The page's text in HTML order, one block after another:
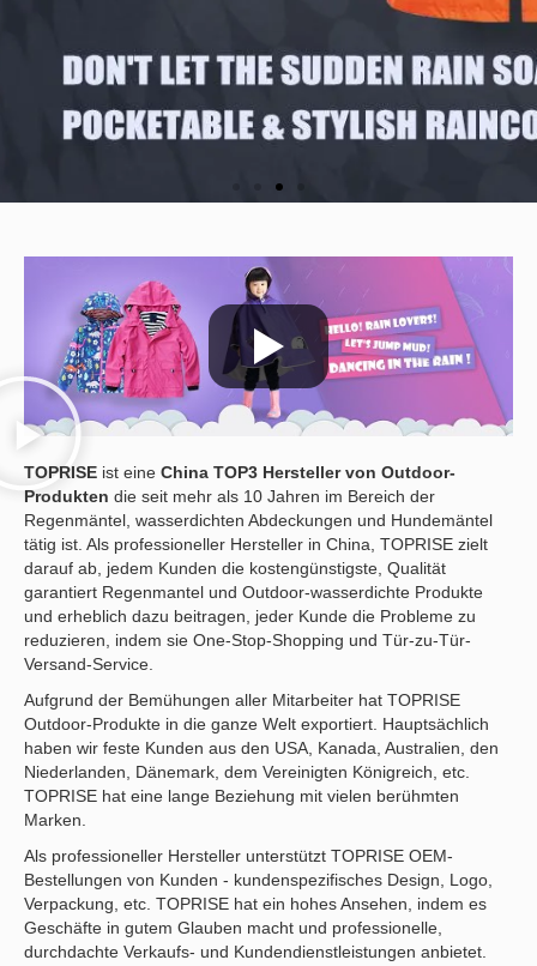
TOPRISE ist eine China TOP3 Hersteller von Outdoor-
Produkten die seit mehr als 10 Jahren im Bereich der
Regenmäntel, wasserdichten Abdeckungen und Hundemäntel
tätig ist. Als professioneller Hersteller in China, TOPRISE zielt
darauf ab, jedem Kunden die kostengünstigste, Qualität
garantiert Regenmantel und Outdoor-wasserdichte Produkte
und erheblich dazu beitragen, jeder Kunde die Probleme zu
reduzieren, indem sie One-Stop-Shopping und Tür-zu-Tür-
Versand-Service.
Aufgrund der Bemühungen aller Mitarbeiter hat TOPRISE
Outdoor-Produkte in die ganze Welt exportiert. Hauptsächlich
haben wir feste Kunden aus den USA, Kanada, Australien, den
Niederlanden, Dänemark, dem Vereinigten Königreich, etc.
TOPRISE hat eine lange Beziehung mit vielen berühmten
Marken.
Als professioneller Hersteller unterstützt TOPRISE OEM-
Bestellungen von Kunden - kundenspezifisches Design, Logo,
Verpackung, etc. TOPRISE hat ein hohes Ansehen, indem es
Geschäfte in gutem Glauben macht und professionelle,
durchdachte Verkaufs- und Kundendienstleistungen anbietet.